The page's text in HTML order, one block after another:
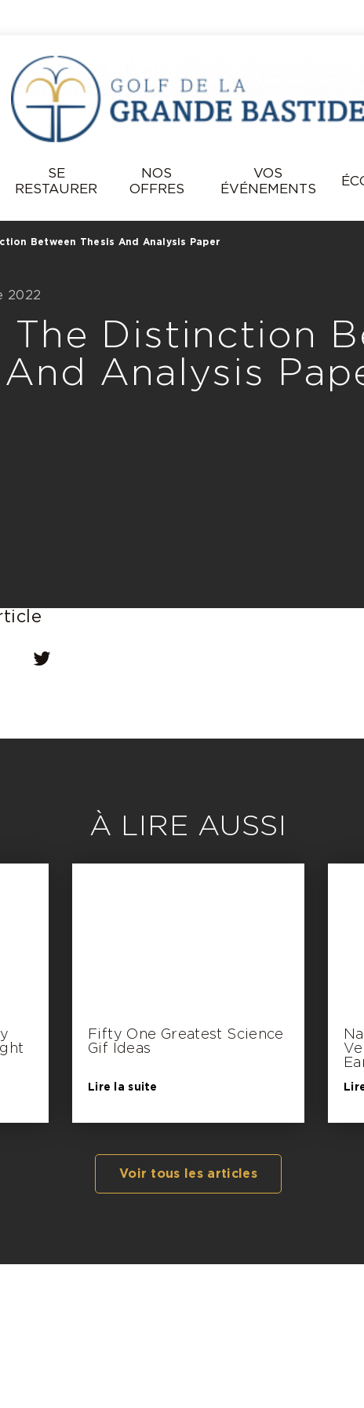
SE
RESTAURER
NOS
OFFRES
VOS
ÉVÉNEMENTS
Between Thesis And Analysis Paper
2022
The Distinction
And Analysis
À LIRE AUSSI
Fifty One Greatest Science
Gif Ideas
Lire la suite
Voir tous les articles